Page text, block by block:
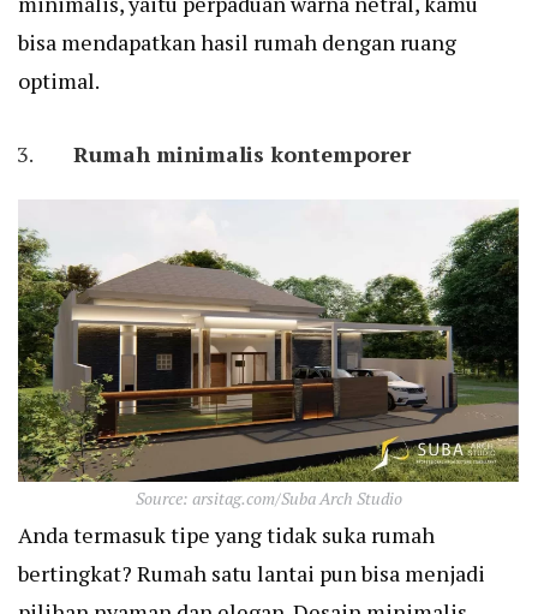
bisa mendapatkan hasil rumah dengan ruang
optimal.
Rumah minimalis kontemporer
Source: arsitag.com/Suba Arch Studio
Anda termasuk tipe yang tidak suka rumah
bertingkat? Rumah satu lantai pun bisa menjadi